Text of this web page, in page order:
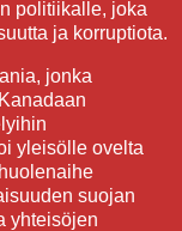
politiikalle, joka
ja korruptiota.
jonka
yleisölle ovelta
suojan
yhteisöjen